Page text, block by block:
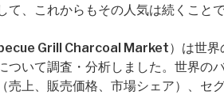
て、これからもその人気は続くことで
Grill Charcoal Market）は世界
ついて調査・分析しました。世界の
売上、販売価格、市場シェア）、セ